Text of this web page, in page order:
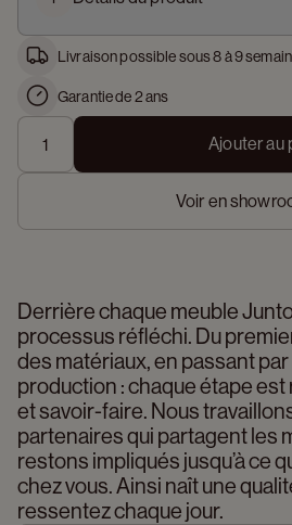
Livraison possible sous 8 à 9
Garantie de 2 ans
Ajouter au
Voir en
Derrière chaque meuble
processus réfléchi. Du
des matériaux, en passant
production : chaque étape est
et savoir-faire. Nous
partenaires qui partagent les
restons impliqués jusqu’à ce
chez vous. Ainsi naît une
ressentez chaque jour.